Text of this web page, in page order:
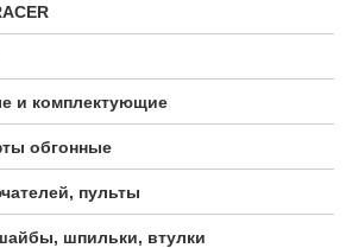
и комплектующие
обгонные
пульты
шпильки, втулки